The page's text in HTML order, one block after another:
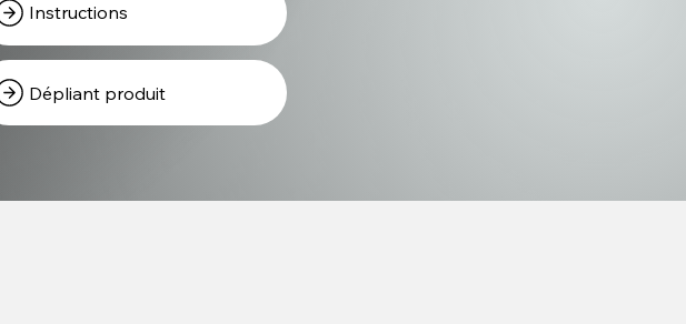
Instructions
Dépliant produit